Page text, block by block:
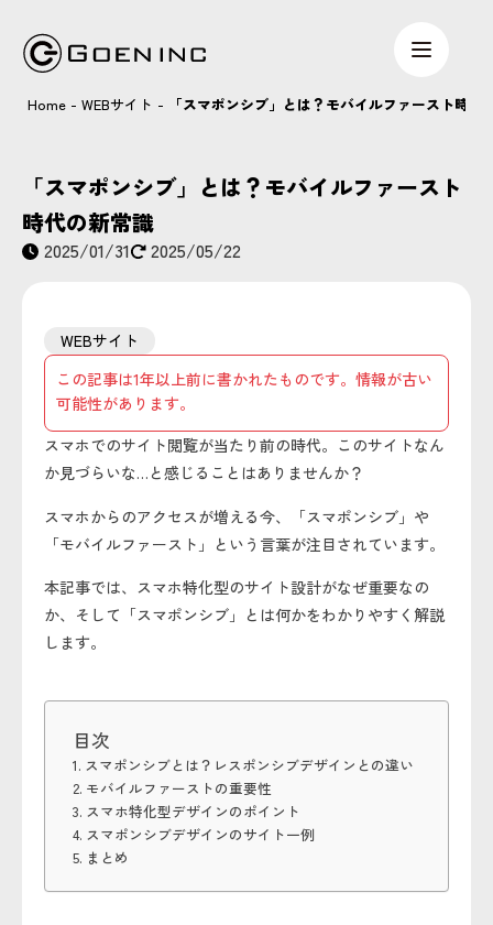
Home - WEBサイト - 「スマポンシブ」とは？モバイルファースト時代
「スマポンシブ」とは？モバイルファースト
時代の新常識
2025/01/31 2025/05/22
WEBサイト
この記事は1年以上前に書かれたものです。情報が古い
可能性があります。
スマホでのサイト閲覧が当たり前の時代。このサイトなん
か見づらいな…と感じることはありませんか？
スマホからのアクセスが増える今、「スマポンシブ」や
「モバイルファースト」という言葉が注目されています。
本記事では、スマホ特化型のサイト設計がなぜ重要なの
か、そして「スマポンシブ」とは何かをわかりやすく解説
します。
目次
スマポンシブとは？レスポンシブデザインとの違い
モバイルファーストの重要性
スマホ特化型デザインのポイント
スマポンシブデザインのサイト一例
まとめ